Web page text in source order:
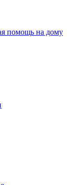
помощь на дому